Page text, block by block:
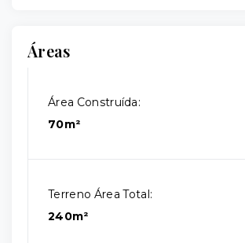
Áreas
Área Construída:
70m²
Terreno Área Total:
240m²